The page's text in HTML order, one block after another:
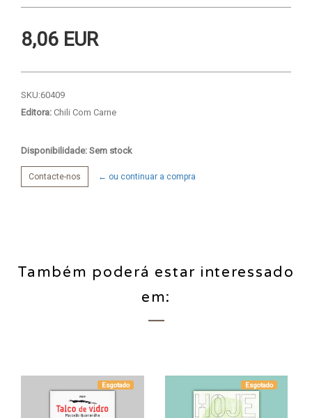
8,06 EUR
SKU:60409
Editora: Chili Com Carne
Disponibilidade: Sem stock
Contacte-nos ← ou continuar a compra
Também poderá estar interessado
em:
Esgotado Esgotado